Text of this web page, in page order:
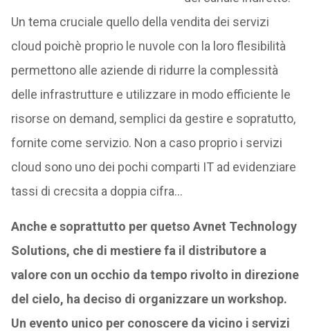
Un tema cruciale quello della vendita dei servizi
cloud poichè proprio le nuvole con la loro flesibilità
permettono alle aziende di ridurre la complessità
delle infrastrutture e utilizzare in modo efficiente le
risorse on demand, semplici da gestire e sopratutto,
fornite come servizio. Non a caso proprio i servizi
cloud sono uno dei pochi comparti IT ad evidenziare
tassi di crecsita a doppia cifra…
Anche e soprattutto per quetso Avnet Technology
Solutions, che di mestiere fa il distributore a
valore con un occhio da tempo rivolto in direzione
del cielo, ha deciso di organizzare un workshop.
Un evento unico per conoscere da vicino i servizi